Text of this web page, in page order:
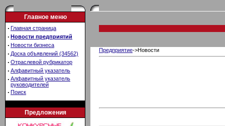
Главное меню
· Главная страница
· Новости предприятий
· Новости бизнеса
· Доска объявлений (34562)
· Отраслевой рубрикатор
· Алфавитный указатель
· Алфавитный указатель
руководителей
· Поиск
Предложения
Предприятие->Новости